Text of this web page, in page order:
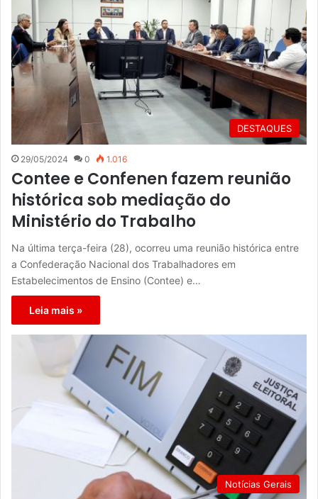
DESTAQUES
29/05/2024 0 1.016
Contee e Confenen fazem reunião
histórica sob mediação do
Ministério do Trabalho
Na última terça-feira (28), ocorreu uma reunião histórica entre
a Confederação Nacional dos Trabalhadores em
Estabelecimentos de Ensino (Contee) e…
Leia mais »
Notícias Gerais